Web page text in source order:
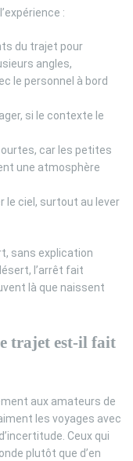
:
du trajet pour
angles,
le personnel à bord
si le contexte le
car les petites
une atmosphère
le ciel, surtout au lever
sans explication
l’arrêt fait
là que naissent
trajet est-il fait
aux amateurs de
les voyages avec
Ceux qui
plutôt que d’en